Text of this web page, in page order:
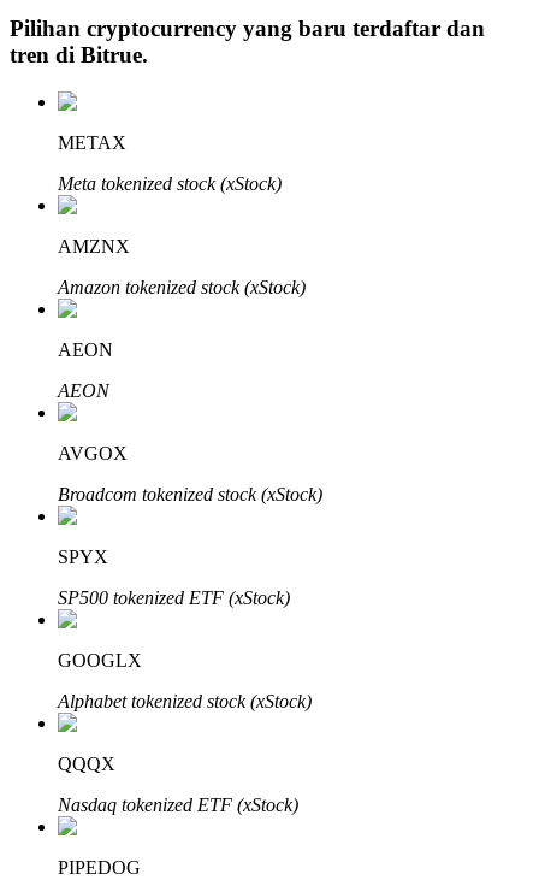
Investasi Otomatis
Raih keuntungan jangka panjang dan kepentingan fleksibel
Pelajari Staking
Pilihan cryptocurrency yang baru terdaftar dan
tren di Bitrue.
METAX
Meta tokenized stock (xStock)
AMZNX
Amazon tokenized stock (xStock)
AEON
AEON
AVGOX
Broadcom tokenized stock (xStock)
SPYX
SP500 tokenized ETF (xStock)
GOOGLX
Alphabet tokenized stock (xStock)
QQQX
Nasdaq tokenized ETF (xStock)
PIPEDOG